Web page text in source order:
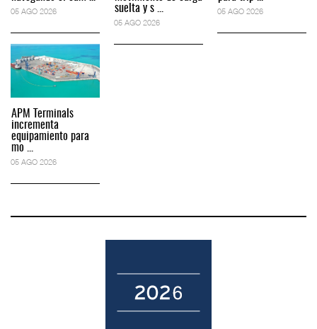
05 AGO 2026
APM Terminals
incrementa
equipamiento para
mo ...
05 AGO 2026
suelta y s ...
05 AGO 2026
05 AGO 2026